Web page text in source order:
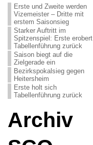
Erste und Zweite werden
Vizemeister – Dritte mit
erstem Saisonsieg
Starker Auftritt im
Spitzenspiel: Erste erobert
Tabellenführung zurück
Saison biegt auf die
Zielgerade ein
Bezirkspokalsieg gegen
Heitersheim
Erste holt sich
Tabellenführung zurück
Archiv